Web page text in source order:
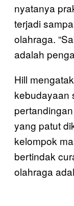
nyatanya
terjadi
olahraga.
adalah
Hill
kebudayaan
yang patut
kelompok
bertindak
olahraga